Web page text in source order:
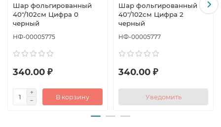
Шар фольгированный
40"/102см Цифра 0
черный
НФ-00005775
340.00 ₽
В корзину
Шар фольгированный
40"/102см Цифра 2
черный
НФ-00005777
340.00 ₽
Уведомить